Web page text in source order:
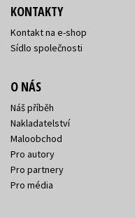
KONTAKTY
Kontakt na e-shop
Sídlo společnosti
O NÁS
Náš příběh
Nakladatelství
Maloobchod
Pro autory
Pro partnery
Pro média